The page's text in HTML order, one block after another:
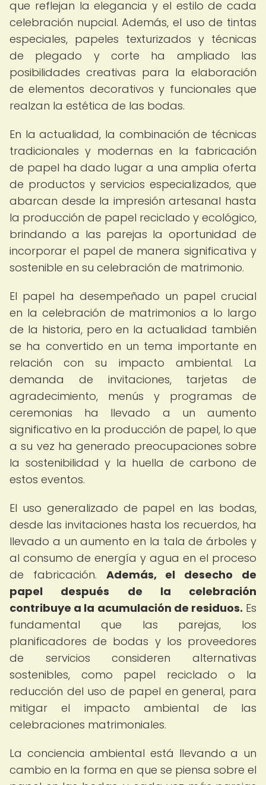
que reflejan la elegancia y el estilo de cada
celebración nupcial. Además, el uso de tintas
especiales, papeles texturizados y técnicas
de plegado y corte ha ampliado las
posibilidades creativas para la elaboración
de elementos decorativos y funcionales que
realzan la estética de las bodas.
En la actualidad, la combinación de técnicas
tradicionales y modernas en la fabricación
de papel ha dado lugar a una amplia oferta
de productos y servicios especializados, que
abarcan desde la impresión artesanal hasta
la producción de papel reciclado y ecológico,
brindando a las parejas la oportunidad de
incorporar el papel de manera significativa y
sostenible en su celebración de matrimonio.
El papel ha desempeñado un papel crucial
en la celebración de matrimonios a lo largo
de la historia, pero en la actualidad también
se ha convertido en un tema importante en
relación con su impacto ambiental. La
demanda de invitaciones, tarjetas de
agradecimiento, menús y programas de
ceremonias ha llevado a un aumento
significativo en la producción de papel, lo que
a su vez ha generado preocupaciones sobre
la sostenibilidad y la huella de carbono de
estos eventos.
El uso generalizado de papel en las bodas,
desde las invitaciones hasta los recuerdos, ha
llevado a un aumento en la tala de árboles y
al consumo de energía y agua en el proceso
de fabricación. Además, el desecho de
papel después de la celebración
contribuye a la acumulación de residuos. Es
fundamental que las parejas, los
planificadores de bodas y los proveedores
de servicios consideren alternativas
sostenibles, como papel reciclado o la
reducción del uso de papel en general, para
mitigar el impacto ambiental de las
celebraciones matrimoniales.
La conciencia ambiental está llevando a un
cambio en la forma en que se piensa sobre el